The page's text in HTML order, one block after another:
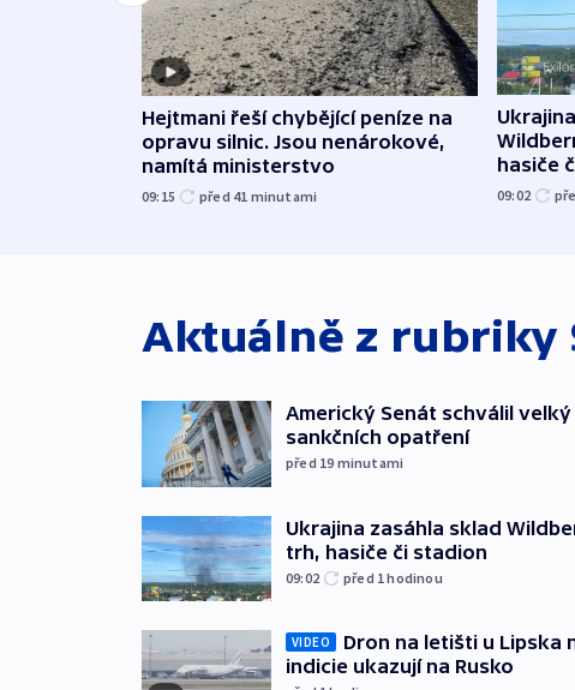
Hejtmani řeší chybějící peníze na
opravu silnic. Jsou nenárokové,
namítá ministerstvo
09:15 před 41 minutami
hasiče
09:02
Aktuálně z rubriky
Americký Senát schválil
sankčních opatření
před 19 minutami
Ukrajina zasáhla sklad
trh, hasiče či stadion
09:02 před 1hodinou
VIDEO
Dron na letišti u Lipska
indicie ukazují na Rusko